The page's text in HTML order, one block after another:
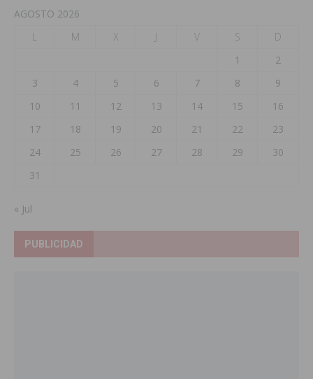
AGOSTO 2026
L
M X J V S
D
1
2
3
4 5 6 7 8
9
10
11 12 13 14 15
16
17
18 19 20 21 22
23
24
25 26 27 28 29
30
31
« Jul
PUBLICIDAD